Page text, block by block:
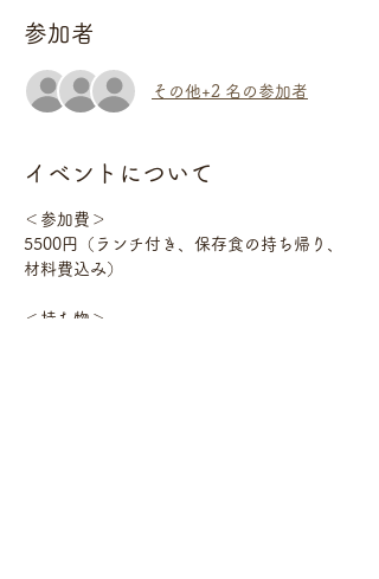
参加者
その他+2 名の参加者
イベントについて
＜参加費＞
5500円（ランチ付き、保存食の持ち帰り、
材料費込み）
＜持ち物＞